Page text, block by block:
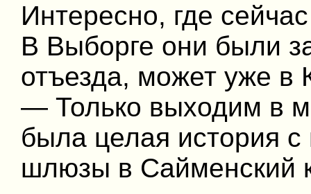
Интересно, где
В Выборге они были
отъезда, может уже в
— Только выходим в
была целая история
шлюзы в Сайменский